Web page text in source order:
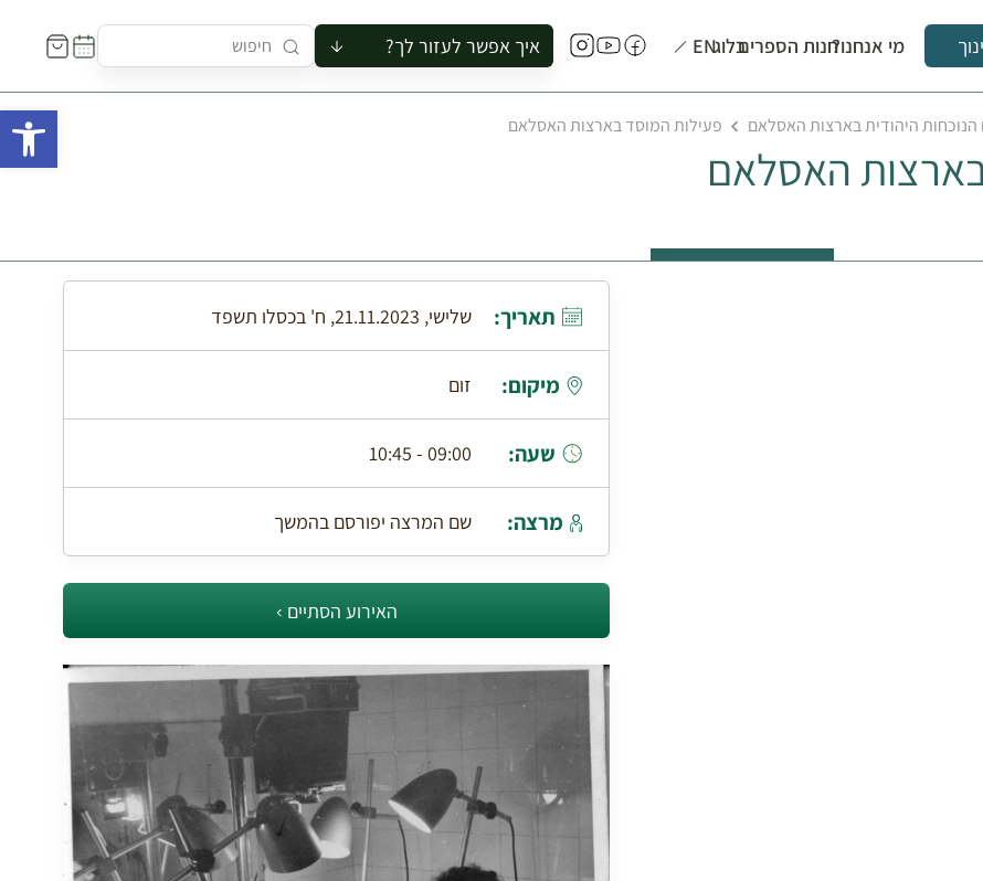
מי אנחנו?חנות הספריםבלוגEN איך אפשר לעזור לך?
להזמין סיור לקבוצה
להירשם לסיור
לתאם ביקור בצריף
הנוכחות היהודית בארצות האסלאם פעילות המוסד בארצות האסלאם
האסלאם
תאריך: שלישי, 21.11.2023, ח' בכסלו תשפד
מיקום: זום
שעה: 09:00 - 10:45
מרצה: שם המרצה יפורסם בהמשך
האירוע הסתיים